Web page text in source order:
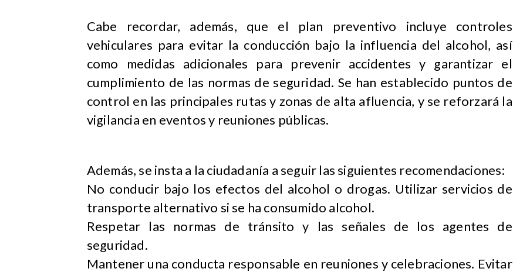
Cabe recordar, además, que el plan preventivo incluye controles
vehiculares para evitar la conducción bajo la influencia del alcohol, así
como medidas adicionales para prevenir accidentes y garantizar el
cumplimiento de las normas de seguridad. Se han establecido puntos de
control en las principales rutas y zonas de alta afluencia, y se reforzará la
vigilancia en eventos y reuniones públicas.
Además, se insta a la ciudadanía a seguir las siguientes recomendaciones:
No conducir bajo los efectos del alcohol o drogas. Utilizar servicios de
transporte alternativo si se ha consumido alcohol.
Respetar las normas de tránsito y las señales de los agentes de
seguridad.
Mantener una conducta responsable en reuniones y celebraciones. Evitar